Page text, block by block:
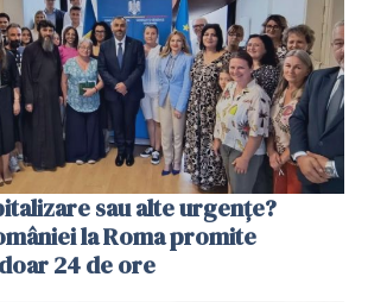
sau alte urgențe?
la Roma promite
24 de ore